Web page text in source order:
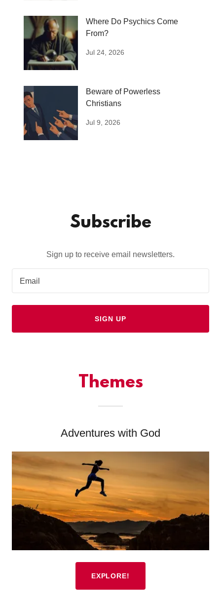
Where Do Psychics Come
From?
Jul 24, 2026
Beware of Powerless
Christians
Jul 9, 2026
Subscribe
Sign up to receive email newsletters.
Email
SIGN UP
Themes
Adventures with God
EXPLORE!